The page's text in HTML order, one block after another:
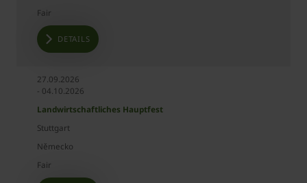
Fair
DETAILS
27.09.2026
- 04.10.2026
Landwirtschaftliches Hauptfest
Stuttgart
Německo
Fair